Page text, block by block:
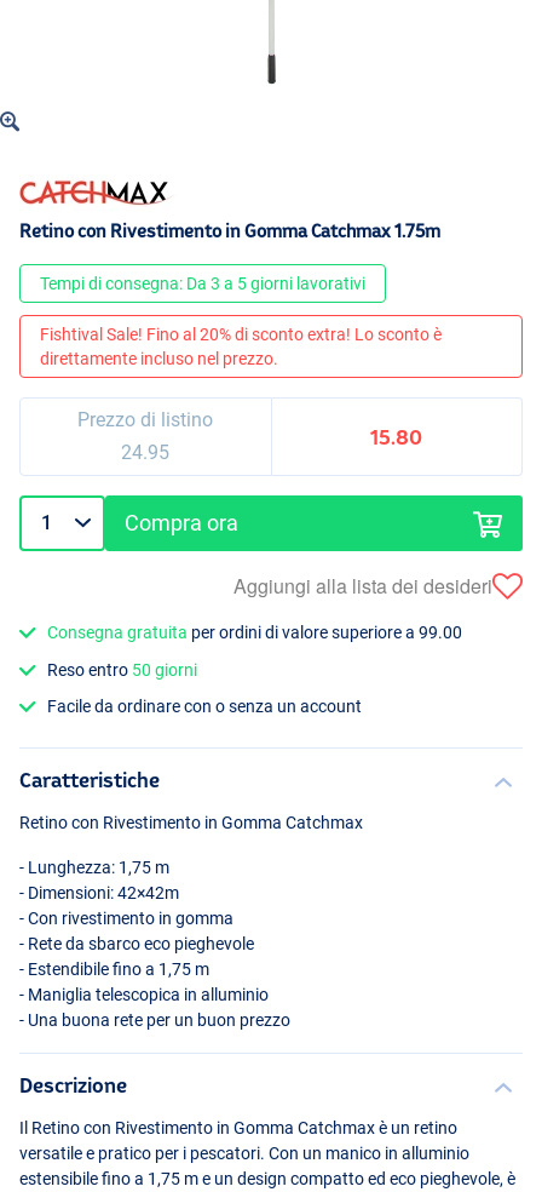
Retino con Rivestimento in Gomma Catchmax 1.75m
Tempi di consegna: Da 3 a 5 giorni lavorativi
Fishtival Sale! Fino al 20% di sconto extra! Lo sconto è
direttamente incluso nel prezzo.
Prezzo di listino
24.95
15.80
Compra ora
Aggiungi alla lista dei desideri
Consegna gratuita per ordini di valore superiore a 99.00
Reso entro 50 giorni
Facile da ordinare con o senza un account
Caratteristiche
Retino con Rivestimento in Gomma Catchmax
- Lunghezza: 1,75 m
- Dimensioni: 42×42m
- Con rivestimento in gomma
- Rete da sbarco eco pieghevole
- Estendibile fino a 1,75 m
- Maniglia telescopica in alluminio
- Una buona rete per un buon prezzo
Descrizione
Il Retino con Rivestimento in Gomma Catchmax è un retino
versatile e pratico per i pescatori. Con un manico in alluminio
estensibile fino a 1,75 m e un design compatto ed eco pieghevole, è